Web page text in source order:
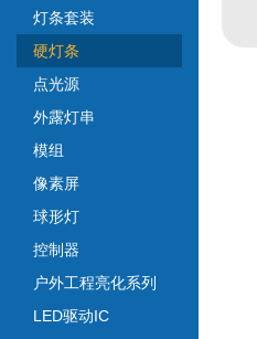
灯条套装
硬灯条
点光源
外露灯串
模组
像素屏
球形灯
控制器
户外工程亮化系列
LED驱动IC